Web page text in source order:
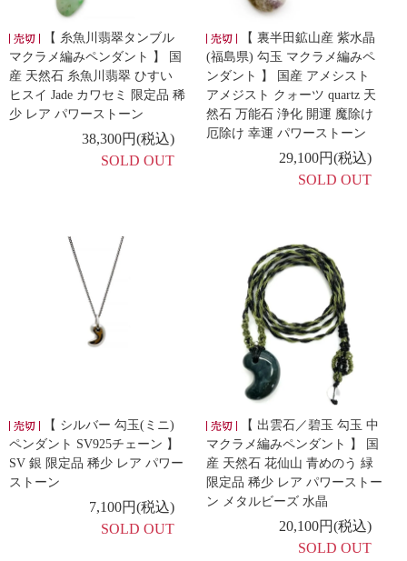
【 糸魚川翡翠タンブル
マクラメ編みペンダント 】 国
産 天然石 糸魚川翡翠 ひすい
ヒスイ Jade カワセミ 限定品 稀
少 レア パワーストーン
38,300円(税込)
SOLD OUT
【 裏半田鉱山産 紫水晶
(福島県) 勾玉 マクラメ編みペ
ンダント 】 国産 アメシスト
アメジスト クォーツ quartz 天
然石 万能石 浄化 開運 魔除け
厄除け 幸運 パワーストーン
29,100円(税込)
SOLD OUT
【 シルバー 勾玉(ミニ)
ペンダント SV925チェーン 】
SV 銀 限定品 稀少 レア パワー
ストーン
7,100円(税込)
SOLD OUT
【 出雲石／碧玉 勾玉 中
マクラメ編みペンダント 】 国
産 天然石 花仙山 青めのう 緑
限定品 稀少 レア パワーストー
ン メタルビーズ 水晶
20,100円(税込)
SOLD OUT